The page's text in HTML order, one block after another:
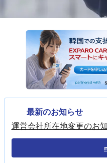
最新のお知らせ
運営会社所在地変更のお